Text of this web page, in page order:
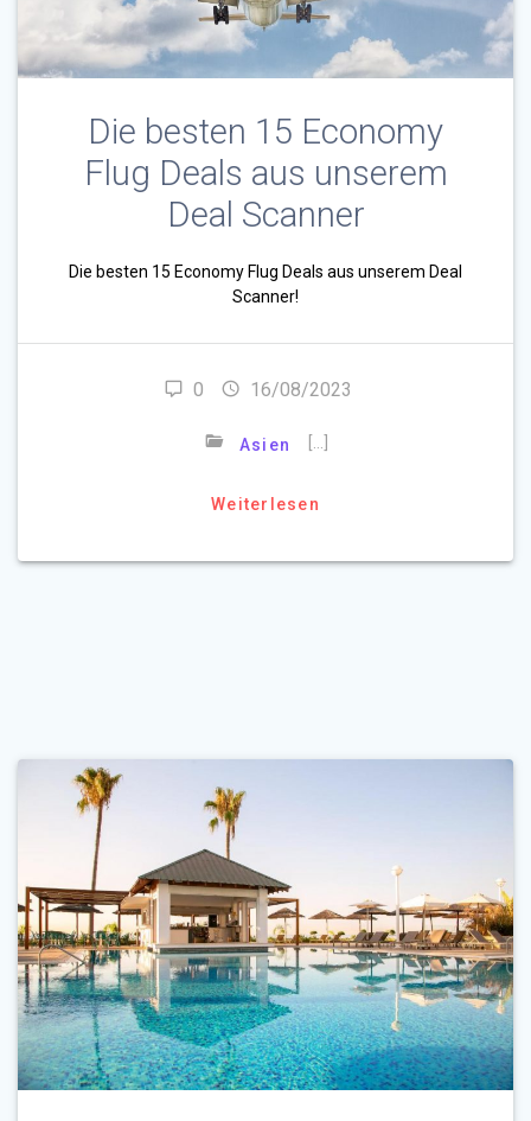
Die besten 15 Economy
Flug Deals aus unserem
Deal Scanner
Die besten 15 Economy Flug Deals aus unserem Deal
Scanner!
0 16/08/2023
Asien […]
Weiterlesen